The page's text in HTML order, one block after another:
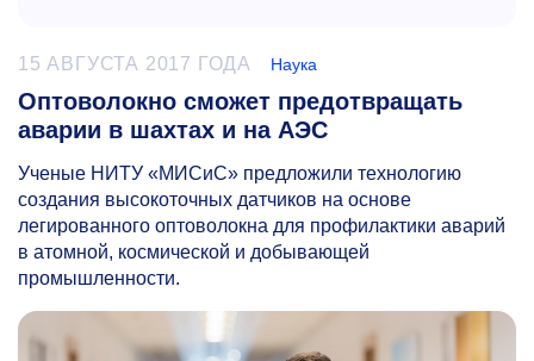
15 АВГУСТА 2017 ГОДА Наука
Оптоволокно сможет предотвращать
аварии в шахтах и на АЭС
Ученые НИТУ «МИСиС» предложили технологию
создания высокоточных датчиков на основе
легированного оптоволокна для профилактики аварий
в атомной, космической и добывающей
промышленности.